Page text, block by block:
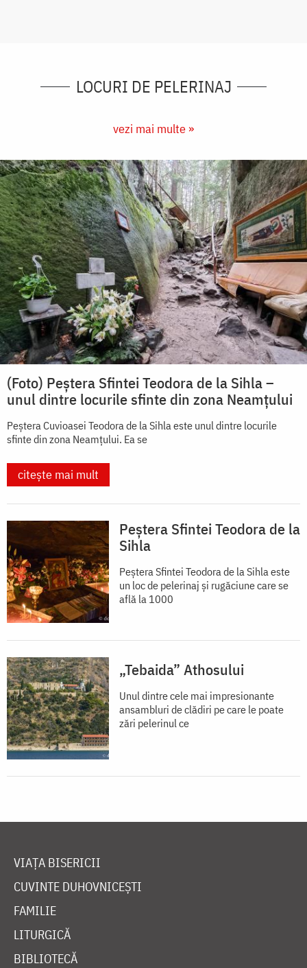
LOCURI DE PELERINAJ
vezi mai multe »
(Foto) Peștera Sfintei Teodora de la Sihla –
unul dintre locurile sfinte din zona Neamțului
Peștera Cuvioasei Teodora de la Sihla este unul dintre locurile
sfinte din zona Neamțului. Ea se
citește mai mult
Peștera Sfintei Teodora de la
Sihla
Peștera Sfintei Teodora de la Sihla este
un loc de pelerinaj și rugăciune care se
află la 1000
„Tebaida” Athosului
Unul dintre cele mai impresionante
ansambluri de clădiri pe care le poate
zări pelerinul ce
VIAȚA BISERICII
CUVINTE DUHOVNICEȘTI
FAMILIE
LITURGICĂ
BIBLIOTECĂ